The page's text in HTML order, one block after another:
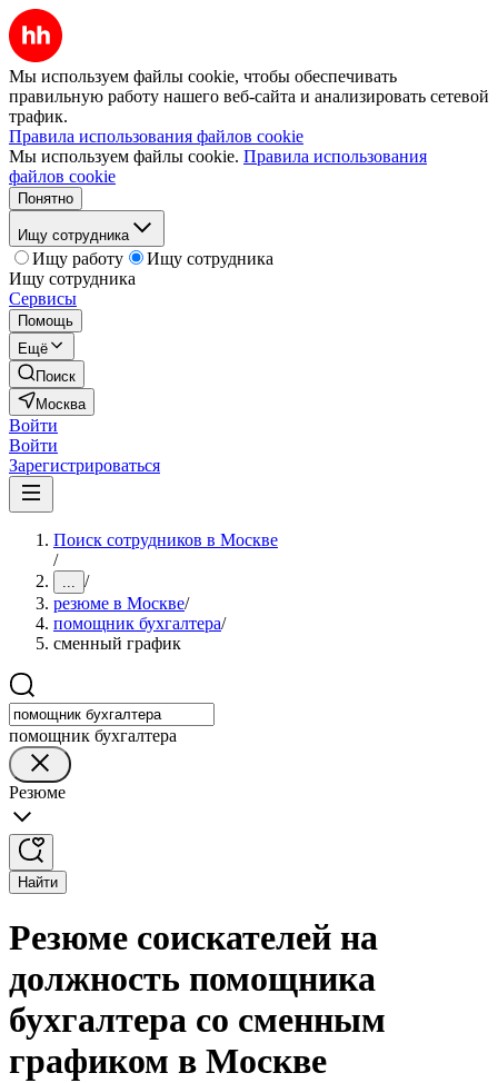
Мы используем файлы cookie, чтобы обеспечивать
правильную работу нашего веб-сайта и анализировать сетевой
трафик.
Правила использования файлов cookie
Мы используем файлы cookie. Правила использования
файлов cookie
Понятно
Ищу сотрудника
Ищу работу
Ищу сотрудника
Ищу сотрудника
Сервисы
Помощь
Ещё
Поиск
Москва
Войти
Войти
Зарегистрироваться
Поиск сотрудников в Москве
/
... /
резюме в Москве/
помощник бухгалтера/
сменный график
помощник бухгалтера
Резюме
Найти
Резюме соискателей на
должность помощника
бухгалтера со сменным
графиком в Москве